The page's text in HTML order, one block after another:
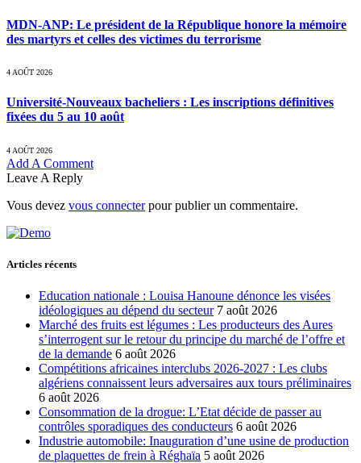
MDN-ANP: Le président de la République honore la mémoire
des martyrs et celles des victimes du terrorisme
4 AOÛT 2026
Université-Nouveaux bacheliers : Les inscriptions définitives
fixées du 5 au 10 août
4 AOÛT 2026
Add A Comment
Leave A Reply
Vous devez vous connecterpour publier un commentaire.
Articles récents
Education nationale : Louisa Hanoune dénonce les visées
idéologiques au dépend du secteur 7 août 2026
Marché des fruits est légumes : Les producteurs des Aures
s’interrogent sur le retour du principe du marché de l’offre et
de la demande 6 août 2026
Compétitions africaines interclubs 2026-2027 : Les clubs
algériens connaissent leurs adversaires aux tours préliminaires
6 août 2026
Consommation de la drogue: L’Etat décide de passer au
contrôles sporadiques des conducteurs 6 août 2026
Industrie automobile: Inauguration d’une usine de production
de plaquettes de frein à Réghaïa 5 août 2026